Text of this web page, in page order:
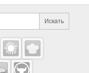
по сайту и
Искать